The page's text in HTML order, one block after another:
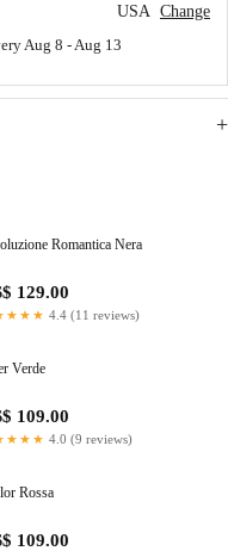
USA Change
Aug 8 - Aug 13
Romantica Nera
129.00
4.4 (11 reviews)
Verde
109.00
4.0 (9 reviews)
Rossa
109.00